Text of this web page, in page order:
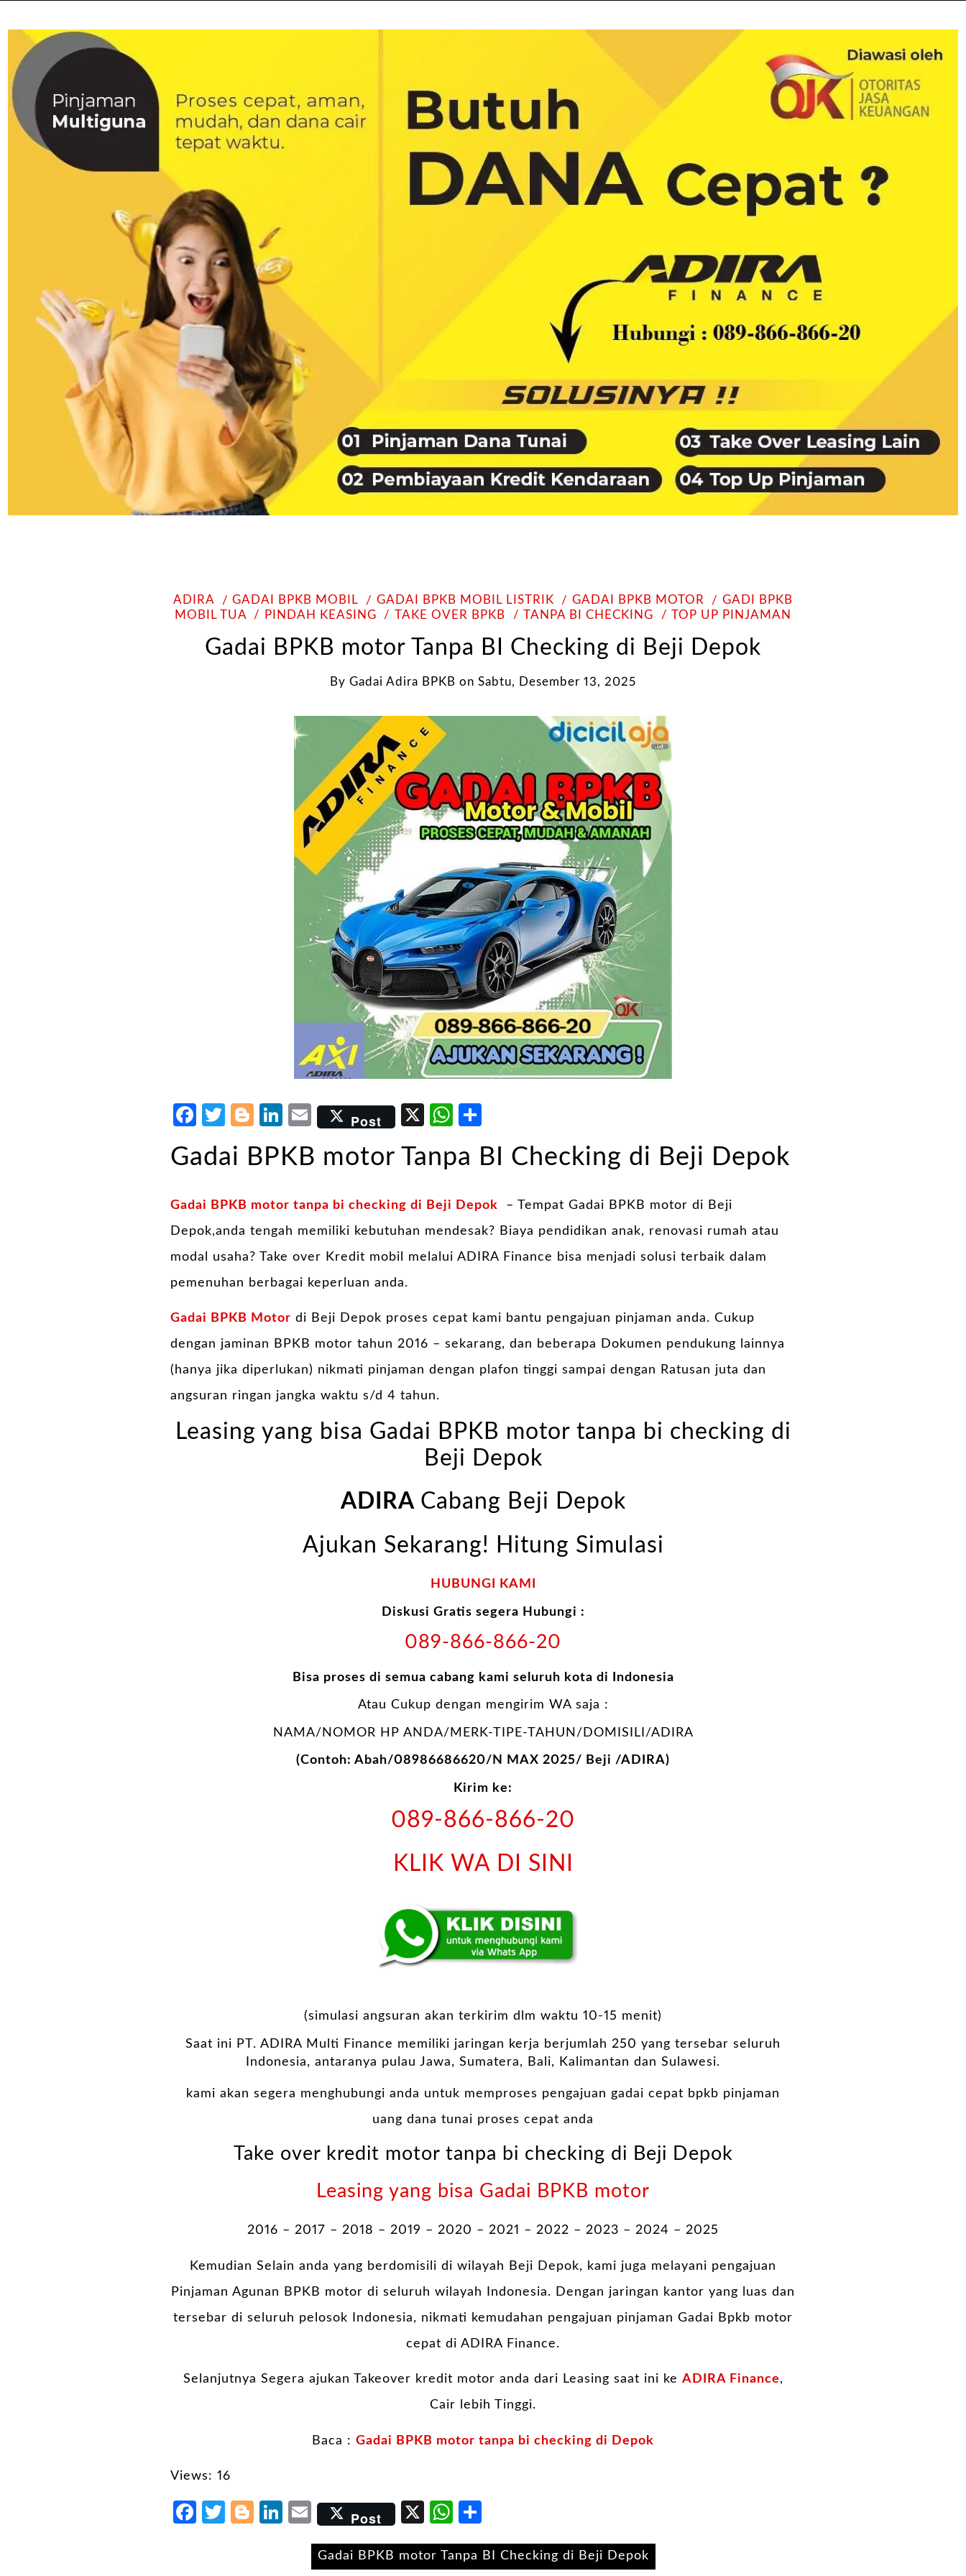
ADIRA GADAI BPKB MOBIL GADAI BPKB MOBIL LISTRIK GADAI BPKB MOTOR
GADI BPKB
MOBIL TUA
PINDAH KEASING TAKE OVER BPKB TANPA BI CHECKING TOP UP PINJAMAN
Gadai BPKB motor Tanpa BI Checking di Beji Depok
By Gadai Adira BPKB on Sabtu, Desember 13, 2025
Facebook
Twitter
Blogger
LinkedIn
EmailPost X WhatsApp
Gadai BPKB motor Tanpa BI Checking di Beji Depok
Gadai BPKB motor tanpa bi checking di Beji Depok
– Tempat Gadai BPKB motor di Beji
Depok,anda tengah memiliki kebutuhan mendesak? Biaya pendidikan anak, renovasi rumah atau
modal usaha? Take over Kredit mobil melalui ADIRA Finance bisa menjadi solusi terbaik dalam
pemenuhan berbagai keperluan anda.
Gadai BPKB Motor di Beji Depok proses cepat kami bantu pengajuan pinjaman anda. Cukup
dengan jaminan BPKB motor tahun 2016 – sekarang, dan beberapa Dokumen pendukung lainnya
(hanya jika diperlukan) nikmati pinjaman dengan plafon tinggi sampai dengan Ratusan juta dan
angsuran ringan jangka waktu s/d 4 tahun.
Leasing yang bisa Gadai BPKB motor tanpa bi checking di
Beji Depok
ADIRA Cabang Beji Depok
Ajukan Sekarang! Hitung Simulasi
HUBUNGI KAMI
Diskusi Gratis segera Hubungi :
089-866-866-20
Bisa proses di semua cabang kami seluruh kota di Indonesia
Atau Cukup dengan mengirim WA saja :
NAMA/NOMOR HP ANDA/MERK-TIPE-TAHUN/DOMISILI/ADIRA
(Contoh: Abah/08986686620/N MAX 2025/ Beji /ADIRA)
Kirim ke:
089-866-866-20
KLIK WA DI SINI
(simulasi angsuran akan terkirim dlm waktu 10-15 menit)
Saat ini PT. ADIRA Multi Finance memiliki jaringan kerja berjumlah 250 yang tersebar seluruh
Indonesia, antaranya pulau Jawa, Sumatera, Bali, Kalimantan dan Sulawesi.
kami akan segera menghubungi anda untuk memproses pengajuan gadai cepat bpkb pinjaman
uang dana tunai proses cepat anda
Take over kredit motor tanpa bi checking di Beji Depok
Leasing yang bisa Gadai BPKB motor
2016 – 2017 – 2018 – 2019 – 2020 – 2021 – 2022 – 2023 – 2024 – 2025
Kemudian Selain anda yang berdomisili di wilayah Beji Depok, kami juga melayani pengajuan
Pinjaman Agunan BPKB motor di seluruh wilayah Indonesia. Dengan jaringan kantor yang luas dan
tersebar di seluruh pelosok Indonesia, nikmati kemudahan pengajuan pinjaman Gadai Bpkb motor
cepat di ADIRA Finance.
Selanjutnya Segera ajukan Takeover kredit motor anda dari Leasing saat ini ke ADIRA Finance,
Cair lebih Tinggi.
Baca : Gadai BPKB motor tanpa bi checking di Depok
Views: 16
Facebook
Twitter
Blogger
LinkedIn
EmailPost X WhatsApp
Gadai BPKB motor Tanpa BI Checking di Beji Depok